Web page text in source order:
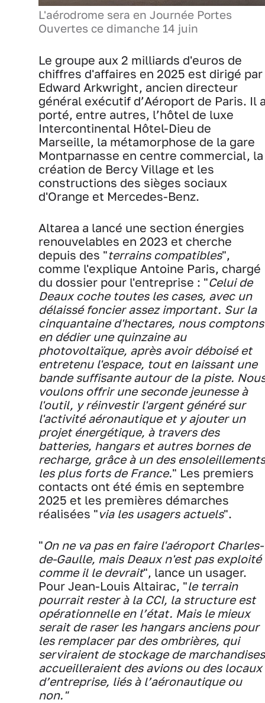
L'aérodrome sera en Journée Portes
Ouvertes ce dimanche 14 juin
Le groupe aux 2 milliards d'euros de
chiffres d'affaires en 2025 est dirigé par
Edward Arkwright, ancien directeur
général exécutif d’Aéroport de Paris. Il
porté, entre autres, l’hôtel de luxe
Intercontinental Hôtel-Dieu de
Marseille, la métamorphose de la gare
Montparnasse en centre commercial, la
création de Bercy Village et les
constructions des sièges sociaux
d'Orange et Mercedes-Benz.
Altarea a lancé une section énergies
renouvelables en 2023 et cherche
depuis des "terrains compatibles",
comme l'explique Antoine Paris, chargé
du dossier pour l'entreprise : "Celui de
Deaux coche toutes les cases, avec un
délaissé foncier assez important. Sur la
cinquantaine d'hectares, nous comptons
en dédier une quinzaine au
photovoltaïque, après avoir déboisé et
entretenu l'espace, tout en laissant une
bande suffisante autour de la piste.
voulons offrir une seconde jeunesse à
l'outil, y réinvestir l'argent généré sur
l'activité aéronautique et y ajouter un
projet énergétique, à travers des
batteries, hangars et autres bornes de
recharge, grâce à un des ensoleillements
les plus forts de France." Les premiers
contacts ont été émis en septembre
2025 et les premières démarches
réalisées "via les usagers actuels".
"On ne va pas en faire l'aéroport Charles-
de-Gaulle, mais Deaux n'est pas exploité
comme il le devrait", lance un usager.
Pour Jean-Louis Altairac, "le terrain
pourrait rester à la CCI, la structure est
opérationnelle en l’état. Mais le mieux
serait de raser les hangars anciens pour
les remplacer par des ombrières, qui
serviraient de stockage de
accueilleraient des avions ou des locaux
d’entreprise, liés à l’aéronautique ou
non."